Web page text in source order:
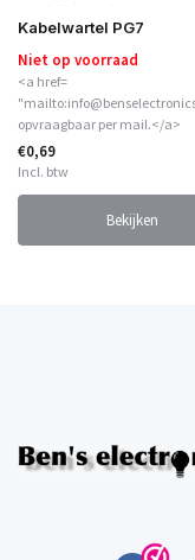
Kabelwartel PG7
Niet op voorraad
<a href=
opvraagbaar per mail.</a>
€0,69
Incl. btw
Bekijken